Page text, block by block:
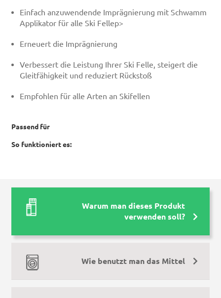
Einfach anzuwendende Imprägnierung mit Schwamm
Applikator für alle Ski Fellep>
Erneuert die Imprägnierung
Verbessert die Leistung Ihrer Ski Felle, steigert die
Gleitfähigkeit und reduziert Rückstoß
Empfohlen für alle Arten an Skifellen
Passend für
So funktioniert es:
Warum man dieses Produkt
verwenden soll?
Wie benutzt man das Mittel